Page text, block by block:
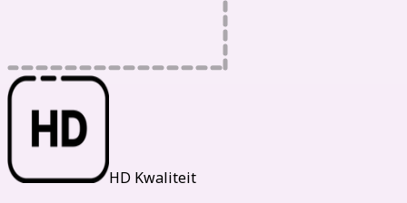
HD Kwaliteit